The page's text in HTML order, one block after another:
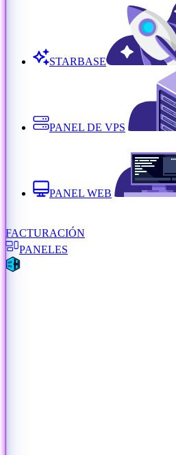
STARBASE
PANEL DE VPS
PANEL WEB
FACTURACIÓN
PANELES